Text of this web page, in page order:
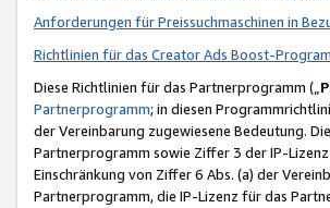
Anforderungen für Preissuchmaschinen in
Richtlinien für das Creator Ads Boost-
Diese Richtlinien für das Partnerprogramm („
Partnerprogramm; in diesen
der Vereinbarung zugewiesene Bedeutung.
Partnerprogramm sowie Ziffer 3 der IP-
Einschränkung von Ziffer 6 Abs. (a) der
Partnerprogramm, die IP-Lizenz für das